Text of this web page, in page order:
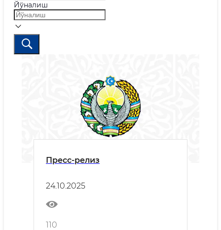
Йўналиш
Пресс-релиз
24.10.2025
110